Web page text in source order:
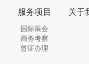
服务项目
国际展会
商务考察
签证办理
关于